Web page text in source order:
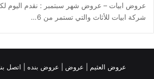
عروض ابيات – عروض شهر سبتمبر : نقدم اليوم
شركة ابيات للأثاث والتي تستمر من 6…
عروض العثيم عروض عروض بنده | اتصل